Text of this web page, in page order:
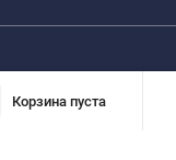
Корзина пуста